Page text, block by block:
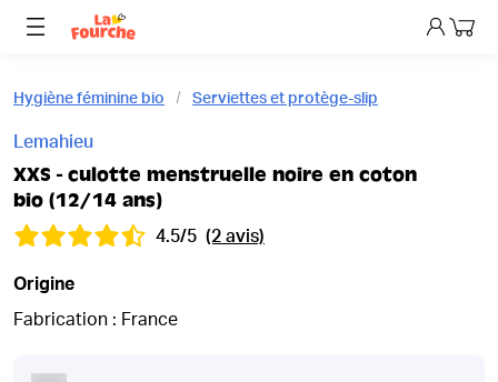
Mon
Hygiène féminine bio Serviettes et protège-slip
Lemahieu
XXS - culotte menstruelle noire en coton
bio (12/14 ans)
4.5/5 (2 avis)
Origine
Fabrication : France